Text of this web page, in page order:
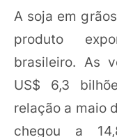
A soja em
produto
brasileiro. As
US$ 6,3
relação a maio
chegou a